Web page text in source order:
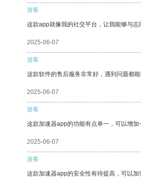
游客
这款app就像我的社交平台，让我能够与志
2025-06-07
游客
这款软件的售后服务非常好，遇到问题都能
2025-06-07
游客
这款加速器app的功能有点单一，可以增
2025-06-07
游客
这款加速器app的安全性有待提高，可以加